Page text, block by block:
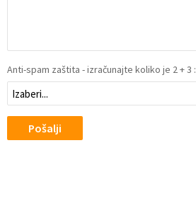
Anti-spam zaštita - izračunajte koliko je 2 + 3 :
Pošalji